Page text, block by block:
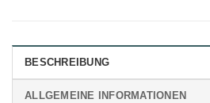
BESCHREIBUNG
ALLGEMEINE INFORMATIONEN